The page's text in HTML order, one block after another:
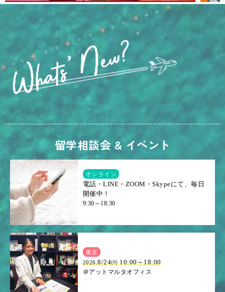
留学相談会 & イベント
オンライン
電話・LINE・ZOOM・Skypeにて、毎日
開催中！
9:30～18:30
東京
2026.8/24㈪ 10:00～18:00
＠アットマルタオフィス